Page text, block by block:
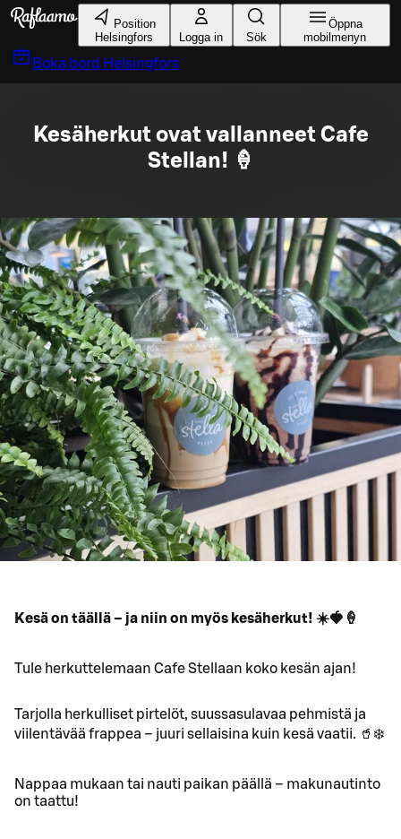
Gå till huvudinnehållet
Position
Helsingfors
Logga in Sök
Öppna
mobilmenyn
Boka bord Helsingfors
Kesäherkut ovat vallanneet Cafe
Stellan! 🍦
Kesä on täällä – ja niin on myös kesäherkut! ☀️🍓🍦
Tule herkuttelemaan Cafe Stellaan koko kesän ajan!
Tarjolla herkulliset pirtelöt, suussasulavaa pehmistä ja
viilentävää frappea – juuri sellaisina kuin kesä vaatii. 🥤❄️
Nappaa mukaan tai nauti paikan päällä – makunautinto
on taattu!